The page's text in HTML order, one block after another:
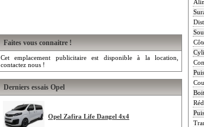
Faites vous connaitre !
Cet emplacement publicitaire est disponible à la location,
contactez nous !
Derniers essais Opel
Opel Zafira Life Dangel 4x4